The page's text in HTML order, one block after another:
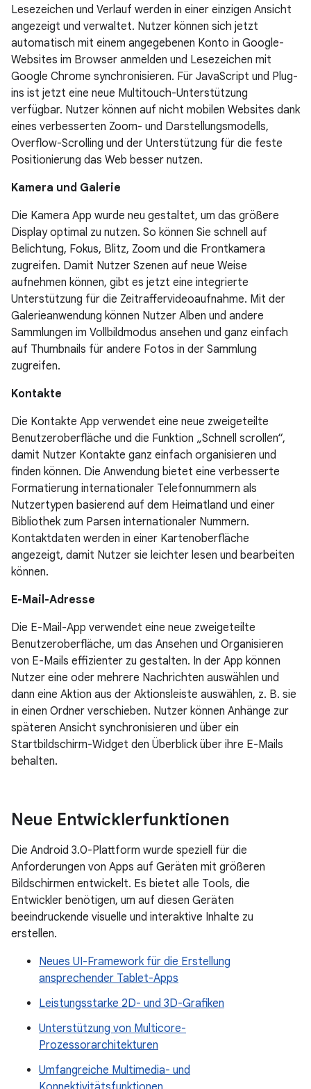
Lesezeichen und Verlauf werden in einer einzigen Ansicht
angezeigt und verwaltet. Nutzer können sich jetzt
automatisch mit einem angegebenen Konto in Google-
Websites im Browser anmelden und Lesezeichen mit
Google Chrome synchronisieren. Für JavaScript und Plug-
ins ist jetzt eine neue Multitouch-Unterstützung
verfügbar. Nutzer können auf nicht mobilen Websites dank
eines verbesserten Zoom- und Darstellungsmodells,
Overflow-Scrolling und der Unterstützung für die feste
Positionierung das Web besser nutzen.
Kamera und Galerie
Die Kamera App wurde neu gestaltet, um das größere
Display optimal zu nutzen. So können Sie schnell auf
Belichtung, Fokus, Blitz, Zoom und die Frontkamera
zugreifen. Damit Nutzer Szenen auf neue Weise
aufnehmen können, gibt es jetzt eine integrierte
Unterstützung für die Zeitraffervideoaufnahme. Mit der
Galerieanwendung können Nutzer Alben und andere
Sammlungen im Vollbildmodus ansehen und ganz einfach
auf Thumbnails für andere Fotos in der Sammlung
zugreifen.
Kontakte
Die Kontakte App verwendet eine neue zweigeteilte
Benutzeroberfläche und die Funktion „Schnell scrollen“,
damit Nutzer Kontakte ganz einfach organisieren und
finden können. Die Anwendung bietet eine verbesserte
Formatierung internationaler Telefonnummern als
Nutzertypen basierend auf dem Heimatland und einer
Bibliothek zum Parsen internationaler Nummern.
Kontaktdaten werden in einer Kartenoberfläche
angezeigt, damit Nutzer sie leichter lesen und bearbeiten
können.
E-Mail-Adresse
Die E-Mail-App verwendet eine neue zweigeteilte
Benutzeroberfläche, um das Ansehen und Organisieren
von E-Mails effizienter zu gestalten. In der App können
Nutzer eine oder mehrere Nachrichten auswählen und
dann eine Aktion aus der Aktionsleiste auswählen, z. B. sie
in einen Ordner verschieben. Nutzer können Anhänge zur
späteren Ansicht synchronisieren und über ein
Startbildschirm-Widget den Überblick über ihre E-Mails
behalten.
Neue Entwicklerfunktionen
Die Android 3.0-Plattform wurde speziell für die
Anforderungen von Apps auf Geräten mit größeren
Bildschirmen entwickelt. Es bietet alle Tools, die
Entwickler benötigen, um auf diesen Geräten
beeindruckende visuelle und interaktive Inhalte zu
erstellen.
Neues UI-Framework für die Erstellung
ansprechender Tablet-Apps
Leistungsstarke 2D- und 3D-Grafiken
Unterstützung von Multicore-
Prozessorarchitekturen
Umfangreiche Multimedia- und